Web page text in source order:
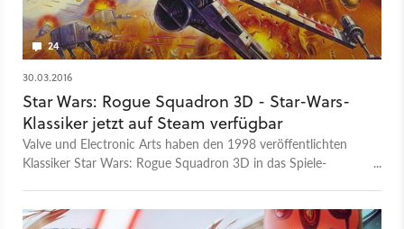
24
30.03.2016
Star Wars: Rogue Squadron 3D - Star-Wars-
Klassiker jetzt auf Steam verfügbar
Valve und Electronic Arts haben den 1998 veröffentlichten
Klassiker Star Wars: Rogue Squadron 3D in das Spiele-
jedoch keine.